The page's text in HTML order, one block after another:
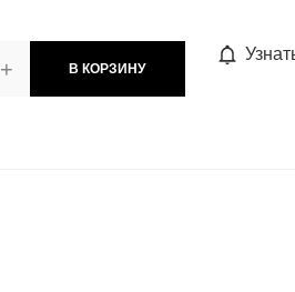
+ В КОРЗИНУ